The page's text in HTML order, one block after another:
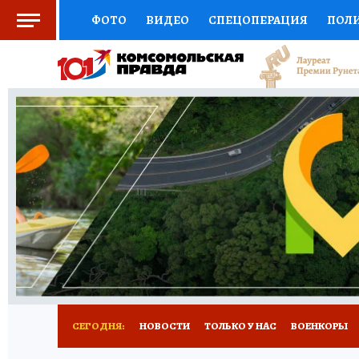
ФОТО ВИДЕО СПЕЦОПЕРАЦИЯ
СОЦПОДДЕРЖКА НАУКА СПОРТ
ВЫБОР ЭКСПЕРТОВ ДОКТОР
КНИЖНАЯ ПОЛКА ПРОГНОЗЫ НА СПОРТ
ПРЕСС-ЦЕНТР НЕДВИЖИМОСТЬ
РАДИО КП РЕКЛАМА ТЕСТЫ НОВОЕ
СЕГОДНЯ: НОВОСТИ ТОЛЬКО У НАС ВОЕНКОРЫ